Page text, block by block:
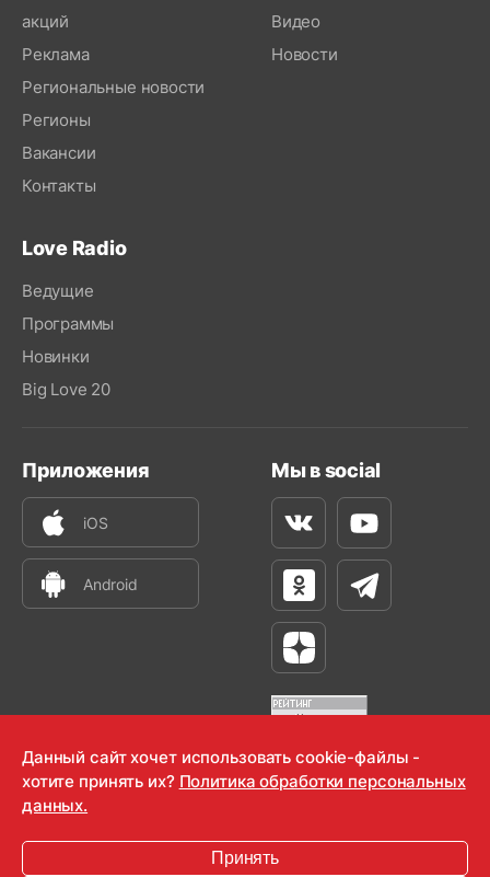
акций
Реклама
Региональные новости
Регионы
Вакансии
Контакты
Видео
Новости
Love Radio
Ведущие
Программы
Новинки
Big Love 20
Приложения
iOS
Android
Мы в social
ВконтактеYoutube
Одноклассники
Телеграм
Яндекс Дзен
OOO "Радио-Любовь" 2000-2026
Данный сайт хочет использовать cookie-файлы -
хотите принять их? Политика обработки персональных
данных.
Принять